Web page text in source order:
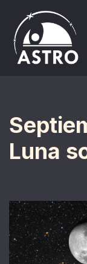
Saltar
al
contenido
Luna